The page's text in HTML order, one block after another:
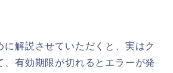
に解説させていただくと、実はク
、有効期限が切れるとエラーが発